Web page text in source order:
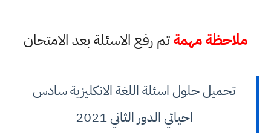
ملاحظة مهمةتم رفع الاسئلة بعد الامتحان
تحميل حلول اسئلة اللغة الانكليزية سادس
احيائي الدور الثاني 2021